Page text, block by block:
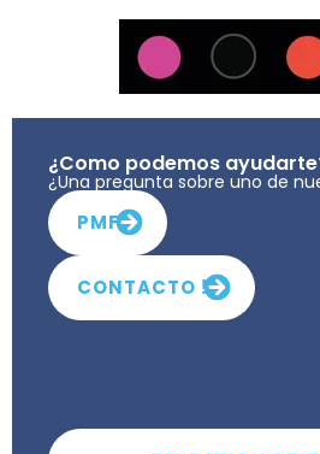
¿Como podemos
¿Una pregunta sobre uno de
PMF
CONTACTO !